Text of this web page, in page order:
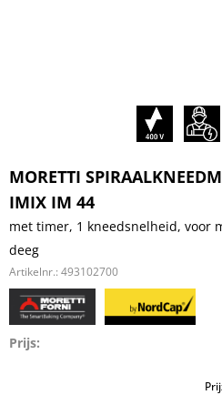
MORETTI
IMIX IM 44
met timer, 1 kneedsnelheid, voor
deeg
Artikelnr.: 493102700
Prijs: